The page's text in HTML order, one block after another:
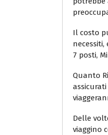
Il costo
7 posti,
Quanto
Delle
viaggino